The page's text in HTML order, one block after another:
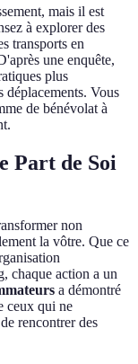
mais il est
à explorer des
transports en
une enquête,
plus
déplacements. Vous
de bénévolat à
Part de Soi
non
la vôtre. Que ce
chaque action a un
a démontré
ceux qui ne
rencontrer des